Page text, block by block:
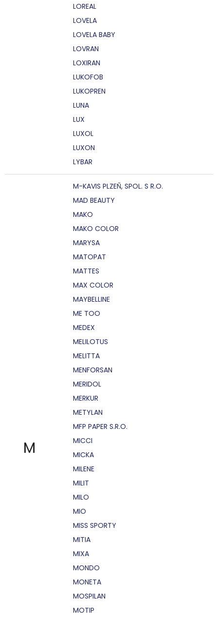
LOREAL
LOVELA
LOVELA BABY
LOVRAN
LOXIRAN
LUKOFOB
LUKOPREN
LUNA
LUX
LUXOL
LUXON
LYBAR
M
M-KAVIS PLZEŇ, SPOL. S R.O.
MAD BEAUTY
MAKO
MAKO COLOR
MARYSA
MATOPAT
MATTES
MAX COLOR
MAYBELLINE
ME TOO
MEDEX
MELILOTUS
MELITTA
MENFORSAN
MERIDOL
MERKUR
METYLAN
MFP PAPER S.R.O.
MICCI
MICKA
MILENE
MILIT
MILO
MIO
MISS SPORTY
MITIA
MIXA
MONDO
MONETA
MOSPILAN
MOTIP